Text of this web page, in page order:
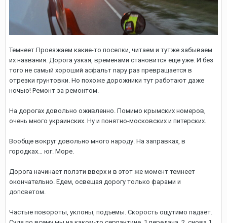
Темнеет.Проезжаем какие-то поселки, читаем и тутже забываем
их названия. Дорога узкая, временами становится еще уже. И без
того не самый хороший асфальт пару раз превращается в
отрезки грунтовки. Но похоже дорожники тут работают даже
ночью! Ремонт за ремонтом.
На дорогах довольно оживленно. Помимо крымских номеров,
очень много украинских. Ну и понятно-московских и питерских.
Вообще вокруг довольно много народу. На заправках, в
городках… юг. Море.
Дорога начинает ползти вверх и в этот же момент темнеет
окончательно. Едем, освещая дорогу только фарами и
допсветом.
Частые повороты, уклоны, подъемы. Скорость ощутимо падает.